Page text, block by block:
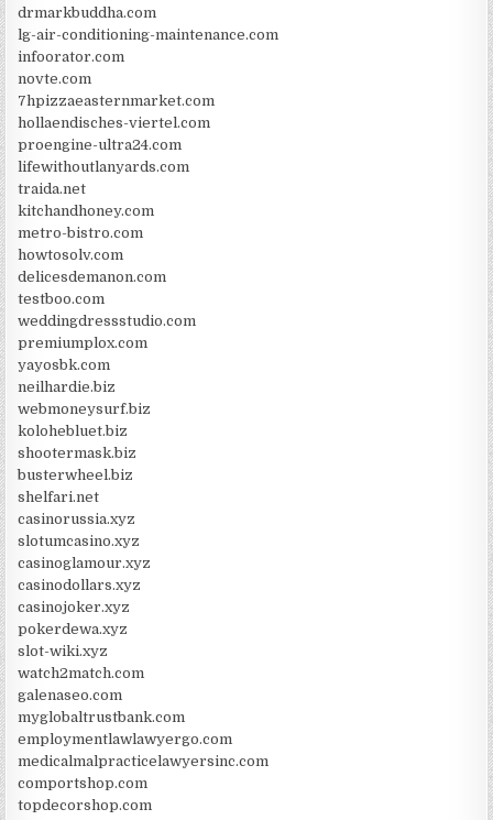
drmarkbuddha.com
lg-air-conditioning-maintenance.com
infoorator.com
novte.com
7hpizzaeasternmarket.com
hollaendisches-viertel.com
proengine-ultra24.com
lifewithoutlanyards.com
traida.net
kitchandhoney.com
metro-bistro.com
howtosolv.com
delicesdemanon.com
testboo.com
weddingdressstudio.com
premiumplox.com
yayosbk.com
neilhardie.biz
webmoneysurf.biz
kolohebluet.biz
shootermask.biz
busterwheel.biz
shelfari.net
casinorussia.xyz
slotumcasino.xyz
casinoglamour.xyz
casinodollars.xyz
casinojoker.xyz
pokerdewa.xyz
slot-wiki.xyz
watch2match.com
galenaseo.com
myglobaltrustbank.com
employmentlawlawyergo.com
medicalmalpracticelawyersinc.com
comportshop.com
topdecorshop.com